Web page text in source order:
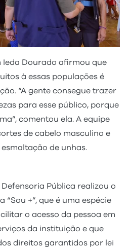
Dourado afirmou que
à essas populações é
“A gente consegue trazer
para esse público, porque
comentou ela. A equipe
de cabelo masculino e
de unhas.
Pública realizou o
+”, que é uma espécie
o acesso da pessoa em
da instituição e que
direitos garantidos por lei